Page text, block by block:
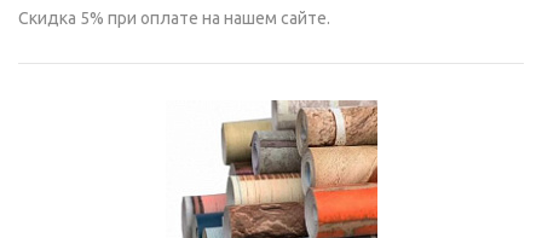
Скидка 5% при оплате на нашем сайте.